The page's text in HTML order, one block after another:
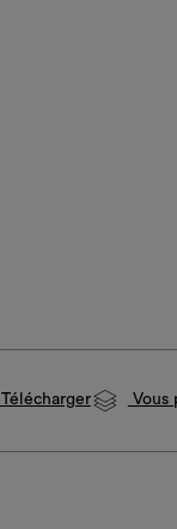
Télécharger Vous